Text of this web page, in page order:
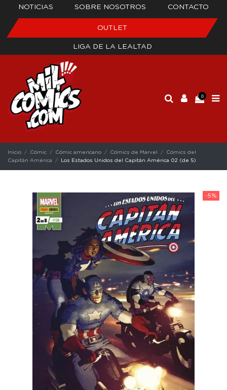
NOTICIAS SOBRE NOSOTROS CONTACTO
OUTLET
LIGA DE LA LEALTAD
0
Inicio Cómic Cómic americano Cómics de Marvel
Cómics del
Capitán América
Los Estados Unidos del Capitán América 02 (de 5)
-5%